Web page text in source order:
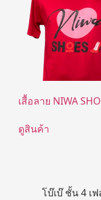
เสื้อลาย NIWA
ดูสินค้า
โบ๊เบ๊ ชั้น 4 เ